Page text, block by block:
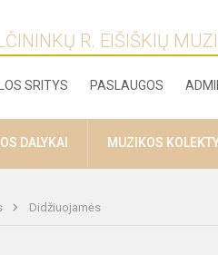
R. EIŠIŠKIŲ
SRITYS PASLAUGOS
DALYKAI MUZIKOS
Didžiuojamės